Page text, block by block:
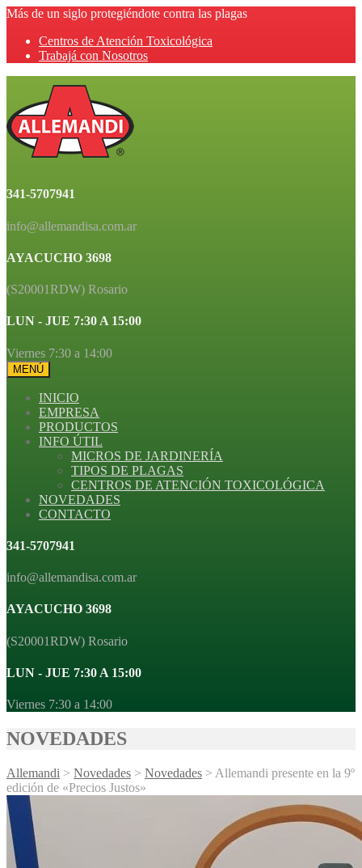
Más de un siglo protegiéndote contra las plagas
Centros de Atención Toxicológica
Trabajá con Nosotros
341-5707941
info@allemandisa.com.ar
AYACUCHO 3698
(S20001RDW) Rosario
LUN - JUE 7:30 A 15:00
Viernes 7:30 a 14:00
MENÚ
INICIO
EMPRESA
PRODUCTOS
INFO ÚTIL
MICROS DE JARDINERÍA
TIPOS DE PLAGAS
CENTROS DE ATENCIÓN TOXICOLÓGICA
NOVEDADES
CONTACTO
341-5707941
info@allemandisa.com.ar
AYACUCHO 3698
(S20001RDW) Rosario
LUN - JUE 7:30 A 15:00
Viernes 7:30 a 14:00
NOVEDADES
Allemandi > Novedades > Novedades > Allemandi presente en la 9º
edición de «Precios Justos»